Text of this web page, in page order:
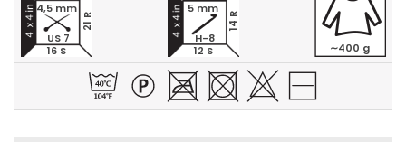
16 S
21 R
4,5 mm
US 7
12 S
14 R
5 mm
H-8
∼400 g